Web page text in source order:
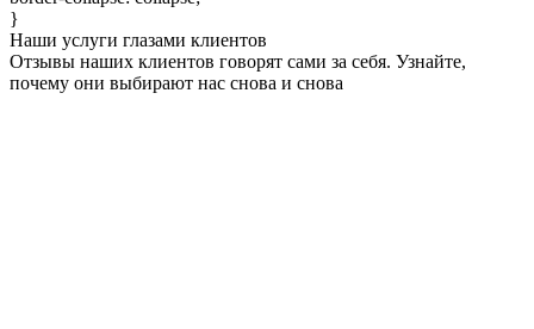
}
Наши услуги глазами клиентов
Отзывы наших клиентов говорят сами за себя. Узнайте,
почему они выбирают нас снова и снова